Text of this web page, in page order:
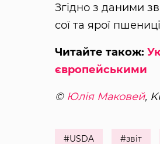
Згідно з даними
сої та ярої
Читайте також:
європейськими
© Юлія Маковей,
#USDA #звіт